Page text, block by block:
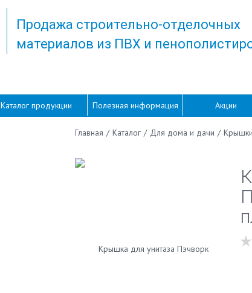
Продажа строительно-отделочных
материалов из ПВХ и
Каталог продукции Полезная информация Акции
Главная / Каталог / Для дома и дачи /